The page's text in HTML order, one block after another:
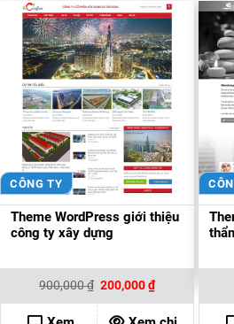
CÔNG TY
Theme WordPress giới thiệu
công ty xây dựng
900,000₫ Giá
gốc
là:
900,000 ₫.
200,000₫Giá
hiện
tại
là: